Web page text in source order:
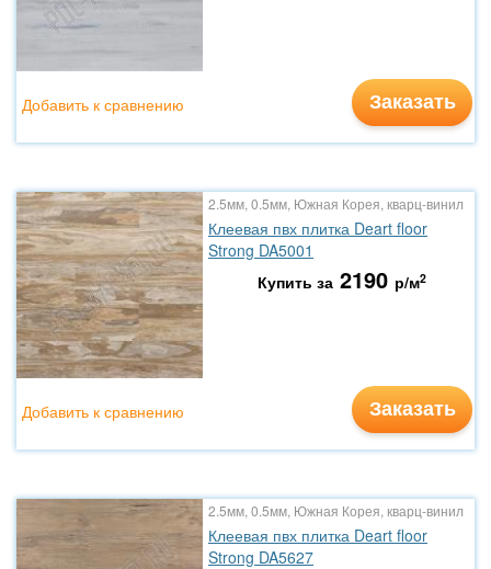
Заказать
Добавить к сравнению
2.5мм, 0.5мм, Южная Корея, кварц-винил
Клеевая пвх плитка Deart floor
Strong DA5001
Купить за 2190 р/м2
Заказать
Добавить к сравнению
2.5мм, 0.5мм, Южная Корея, кварц-винил
Клеевая пвх плитка Deart floor
Strong DA5627